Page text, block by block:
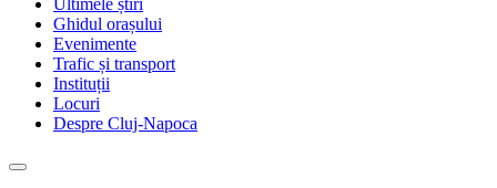
Ultimele știri
Ghidul orașului
Evenimente
Trafic și transport
Instituții
Locuri
Despre Cluj-Napoca